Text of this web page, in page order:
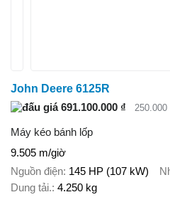
John Deere 6125R
691.100.000 ₫
250.000
Máy kéo bánh lốp
9.505 m/giờ
Nguồn điện 145 HP (107 kW)
Dung tải. 4.250 kg